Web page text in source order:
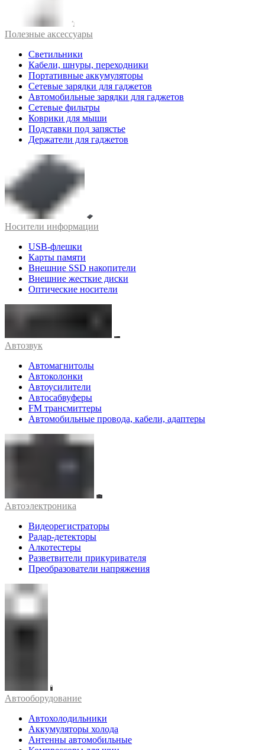
Полезные аксессуары
Светильники
Кабели, шнуры, переходники
Портативные аккумуляторы
Сетевые зарядки для гаджетов
Автомобильные зарядки для гаджетов
Сетевые фильтры
Коврики для мыши
Подставки под запястье
Держатели для гаджетов
Носители информации
USB-флешки
Карты памяти
Внешние SSD накопители
Внешние жесткие диски
Оптические носители
Автозвук
Автомагнитолы
Автоколонки
Автоусилители
Автосабвуферы
FM трансмиттеры
Автомобильные провода, кабели, адаптеры
Автоэлектроника
Видеорегистраторы
Радар-детекторы
Алкотестеры
Разветвители прикуривателя
Преобразователи напряжения
Автооборудование
Автохолодильники
Аккумуляторы холода
Антенны автомобильные